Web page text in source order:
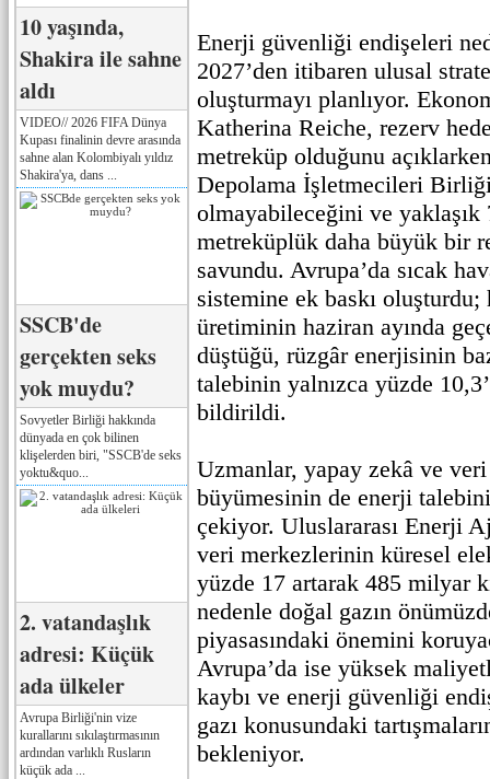
10 yaşında,
Shakira ile sahne
aldı
VIDEO// 2026 FIFA Dünya
Kupası finalinin devre arasında
sahne alan Kolombiyalı yıldız
Shakira'ya, dans ...
SSCB'de
gerçekten seks
yok muydu?
Sovyetler Birliği hakkında
dünyada en çok bilinen
klişelerden biri, "SSCB'de seks
yoktu&quo...
2. vatandaşlık
adresi: Küçük
ada ülkeler
Avrupa Birliği'nin vize
kurallarını sıkılaştırmasının
ardından varlıklı Rusların
küçük ada ...
Enerji güvenliği endişeleri
2027’den itibaren ulusal
oluşturmayı planlıyor.
Katherina Reiche, rezerv
metreküp olduğunu
Depolama İşletmecileri
olmayabileceğini ve
metreküplük daha büyük bir
savundu. Avrupa’da sıcak
sistemine ek baskı
üretiminin haziran ayında
düştüğü, rüzgâr enerjisinin
talebinin yalnızca yüzde
bildirildi.
Uzmanlar, yapay zekâ ve
büyümesinin de enerji talebini
çekiyor. Uluslararası Enerji
veri merkezlerinin küresel
yüzde 17 artarak 485 milyar
nedenle doğal gazın
piyasasındaki önemini
Avrupa’da ise yüksek
kaybı ve enerji güvenliği
gazı konusundaki
bekleniyor.